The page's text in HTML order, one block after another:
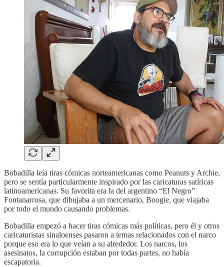
Bobadilla leía tiras cómicas norteamericanas como Peanuts y Archie,
pero se sentía particularmente inspirado por las caricaturas satíricas
latinoamericanas. Su favorita era la del argentino “El Negro”
Fontanarrosa, que dibujaba a un mercenario, Boogie, que viajaba
por todo el mundo causando problemas.
Bobadilla empezó a hacer tiras cómicas más políticas, pero él y otros
caricaturistas sinaloenses pasaron a temas relacionados con el narco
porque eso era lo que veían a su alrededor. Los narcos, los
asesinatos, la corrupción estaban por todas partes, no había
escapatoria.